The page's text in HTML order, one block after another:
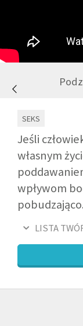
SEKS
Jeśli
własnym
wpływom
pobudzająco.
LISTA